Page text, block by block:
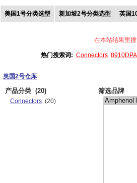
美国1号分类选型 新加坡2号分类选型 英国
在本站结果里搜
热门搜索词: Connectors
英国2号仓库
产品分类 (20)
Connectors (20)
筛选品牌